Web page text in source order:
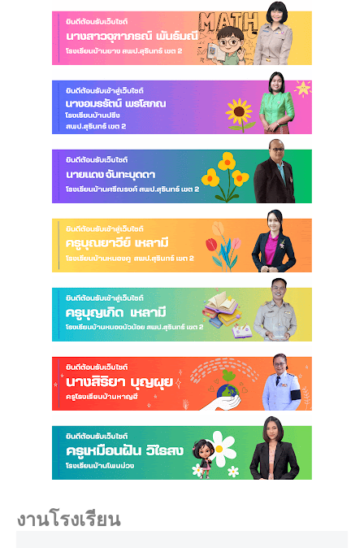
งานโรงเรียน